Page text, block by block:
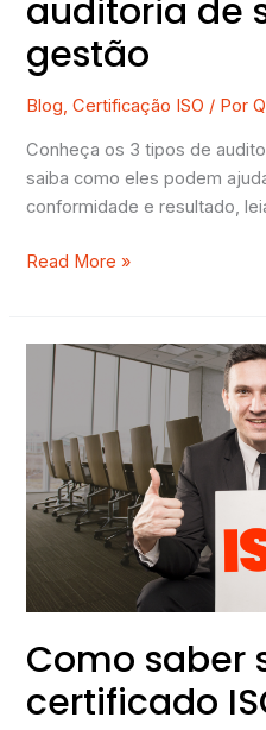
auditoria de
gestão
Blog,Certificação ISO / Por
Conheça os 3 tipos de
saiba como eles podem
conformidade e resultado,
Read More »
Como saber
certificado
Como
saber
certificado
ISO